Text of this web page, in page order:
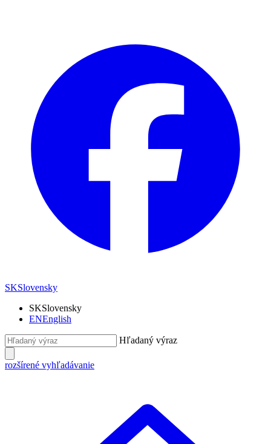
SKSlovensky
SKSlovensky
ENEnglish
Hľadaný výraz
rozšírené vyhľadávanie